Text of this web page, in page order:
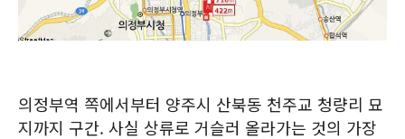
의정부역 쪽에서부터 양주시 산북동 천주교 청량리 묘
지까지 구간. 사실 상류로 거슬러 올라가는 것의 가장